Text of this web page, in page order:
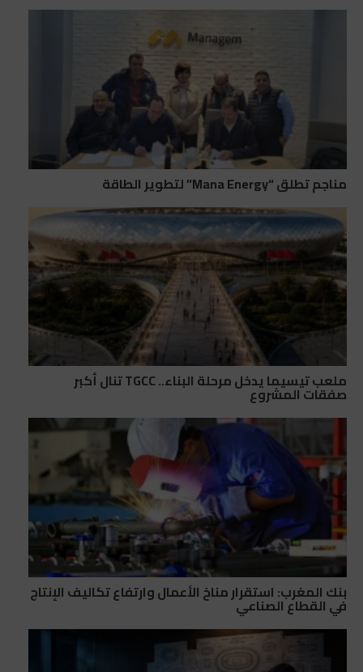
مناجم تطلق “Mana Energy” لتطوير الطاقة
ملعب تيسيما يدخل مرحلة البناء.. TGCC تنال أكبر
صفقات المشروع
بنك المغرب: استقرار مناخ الأعمال وارتفاع تكاليف الإنتاج
في القطاع الصناعي